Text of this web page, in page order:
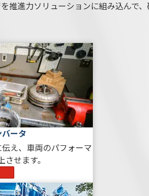
推進力ソリューションに組み込んで、
ータ
え、車両のパフォーマ
させます。